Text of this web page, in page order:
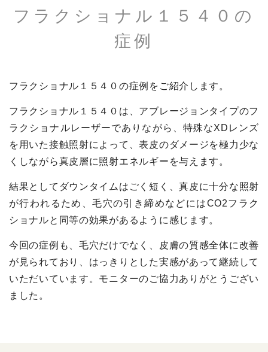
フラクショナル１５４０の
症例
フラクショナル１５４０の症例をご紹介します。
フラクショナル１５４０は、アブレージョンタイプのフ
ラクショナルレーザーでありながら、特殊なXDレンズ
を用いた接触照射によって、表皮のダメージを極力少な
くしながら真皮層に照射エネルギーを与えます。
結果としてダウンタイムはごく短く、真皮に十分な照射
が行われるため、毛穴の引き締めなどにはCO2フラク
ショナルと同等の効果があるように感じます。
今回の症例も、毛穴だけでなく、皮膚の質感全体に改善
が見られており、はっきりとした実感があって継続して
いただいています。モニターのご協力ありがとうござい
ました。